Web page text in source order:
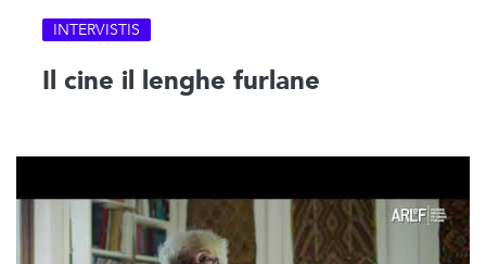
INTERVISTIS
Il cine il lenghe furlane